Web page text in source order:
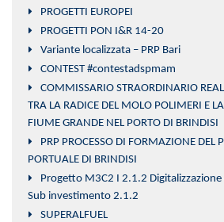
PROGETTI EUROPEI
PROGETTI PON I&R 14-20
Variante localizzata – PRP Bari
CONTEST #contestadspmam
COMMISSARIO STRAORDINARIO
TRA LA RADICE DEL MOLO POLIMERI E
FIUME GRANDE NEL PORTO DI BRINDISI
PRP PROCESSO DI FORMAZIONE DEL
PORTUALE DI BRINDISI
Progetto M3C2 I 2.1.2 Digitalizzazione
Sub investimento 2.1.2
SUPERALFUEL